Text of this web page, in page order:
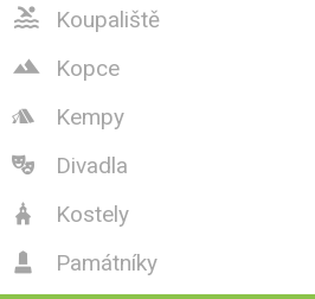
 Koupaliště
 Kopce
 Kempy
 Divadla
 Kostely
 Památníky